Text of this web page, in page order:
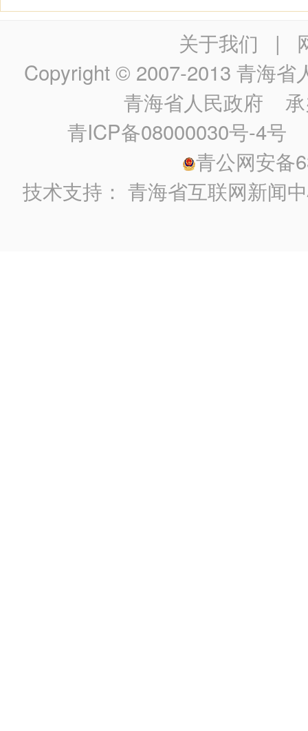
关于我们 |
Copyright © 2007-2013 青海省
青海省人民政府 承
青ICP备08000030号-4号
青公网安备
技术支持：青海省互联网新闻